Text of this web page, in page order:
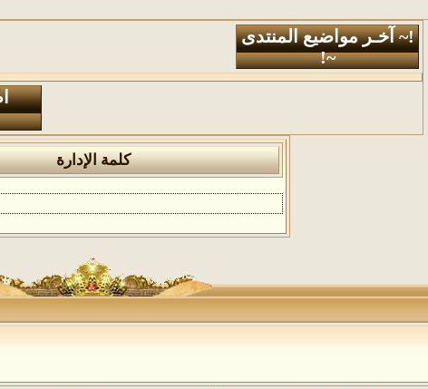
!~ آخـر مواضيع المنتدى
~!
كلمة الإدارة